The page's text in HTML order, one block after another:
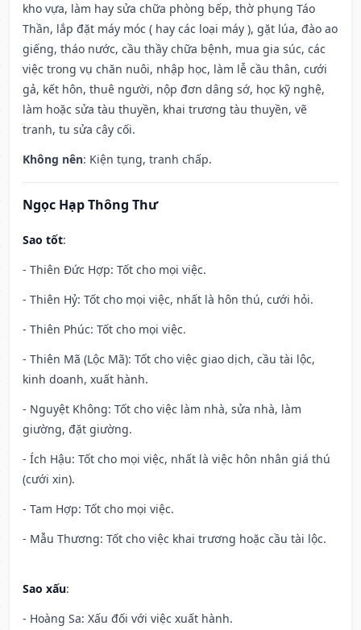
kho vựa, làm hay sửa chữa phòng bếp, thờ phụng Táo
Thần, lắp đặt máy móc ( hay các loại máy ), gặt lúa, đào ao
giếng, tháo nước, cầu thầy chữa bệnh, mua gia súc, các
việc trong vụ chăn nuôi, nhập học, làm lễ cầu thân, cưới
gả, kết hôn, thuê người, nộp đơn dâng sớ, học kỹ nghệ,
làm hoặc sửa tàu thuyền, khai trương tàu thuyền, vẽ
tranh, tu sửa cây cối.
Không nên: Kiện tụng, tranh chấp.
Ngọc Hạp Thông Thư
Sao tốt:
- Thiên Đức Hợp: Tốt cho mọi việc.
- Thiên Hỷ: Tốt cho mọi việc, nhất là hôn thú, cưới hỏi.
- Thiên Phúc: Tốt cho mọi việc.
- Thiên Mã (Lộc Mã): Tốt cho việc giao dịch, cầu tài lộc,
kinh doanh, xuất hành.
- Nguyệt Không: Tốt cho việc làm nhà, sửa nhà, làm
giường, đặt giường.
- Ích Hậu: Tốt cho mọi việc, nhất là việc hôn nhân giá thú
(cưới xin).
- Tam Hợp: Tốt cho mọi việc.
- Mẫu Thương: Tốt cho việc khai trương hoặc cầu tài lộc.
Sao xấu:
- Hoàng Sa: Xấu đối với việc xuất hành.